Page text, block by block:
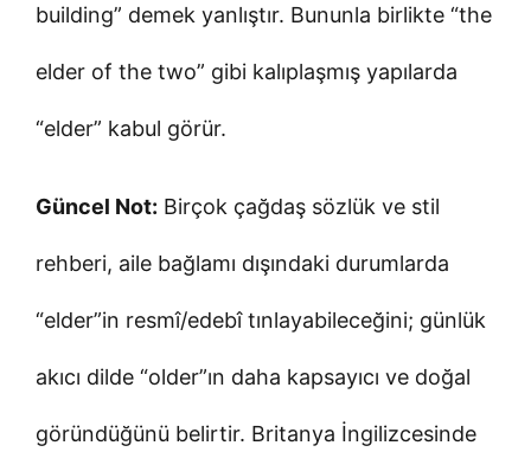
building” demek yanlıştır. Bununla birlikte “the
elder of the two” gibi kalıplaşmış yapılarda
“elder” kabul görür.
Güncel Not: Birçok çağdaş sözlük ve stil
rehberi, aile bağlamı dışındaki durumlarda
“elder”in resmî/edebî tınlayabileceğini; günlük
akıcı dilde “older”ın daha kapsayıcı ve doğal
göründüğünü belirtir. Britanya İngilizcesinde